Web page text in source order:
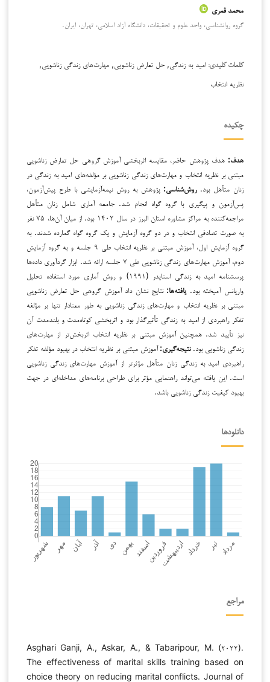
محمد قمری
گروه روانشناسی، واحد علوم و تحقیقات، دانشگاه آزاد اسلامی، تهران، ایران.
کلمات کلیدی: امید به زندگی, حل تعارض زناشویی, مهارت‌های زندگی زناشویی,
نظریه انتخاب
چکیده
هدف: هدف پژوهش حاضر، مقایسه اثربخشی آموزش گروهی حل تعارض زناشویی
مبتنی بر نظریه انتخاب و مهارت‌های زندگی زناشویی بر مؤلفه‌های امید به زندگی در
زنان متأهل بود.روش‌شناسی: پژوهش به روش نیمه‌آزمایشی با طرح پیش‌آزمون،
پس‌آزمون و پیگیری با گروه گواه انجام شد. جامعه آماری شامل زنان متأهل
مراجعه‌کننده به مراکز مشاوره استان البرز در سال ۱۴۰۲ بود. از میان آن‌ها، ۷۵ نفر
به صورت تصادفی انتخاب و در دو گروه آزمایش و یک گروه گواه گمارده شدند. به
گروه آزمایش اول، آموزش مبتنی بر نظریه انتخاب طی ۹ جلسه و به گروه آزمایش
دوم، آموزش مهارت‌های زندگی زناشویی طی ۷ جلسه ارائه شد. ابزار گردآوری داده‌ها
پرسشنامه امید به زندگی اسنایدر (۱۹۹۱) و روش آماری مورد استفاده تحلیل
واریانس آمیخته بود. یافته‌ها: نتایج نشان داد آموزش گروهی حل تعارض زناشویی
مبتنی بر نظریه انتخاب و مهارت‌های زندگی زناشویی به طور معنادار تنها بر مؤلفه
تفکر راهبردی از امید به زندگی تأثیرگذار بود و اثربخشی کوتاه‌مدت و بلندمدت آن
نیز تأیید شد. همچنین آموزش مبتنی بر نظریه انتخاب اثربخش‌تر از مهارت‌های
زندگی زناشویی بود.نتیجه‌گیری: آموزش مبتنی بر نظریه انتخاب در بهبود مؤلفه تفکر
راهبردی امید به زندگی زنان متأهل مؤثرتر از آموزش مهارت‌های زندگی زناشویی
است. این یافته می‌تواند راهنمایی مؤثر برای طراحی برنامه‌های مداخله‌ای در جهت
بهبود کیفیت زندگی زناشویی باشد.
دانلودها
مراجع
Asghari Ganji, A., Askar, A., & Tabaripour, M. (۲۰۲۲).
The effectiveness of marital skills training based on
choice theory on reducing marital conflicts. Journal of